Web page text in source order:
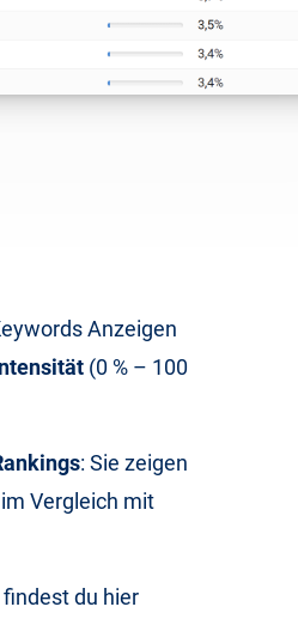
Anzeigen
(0 % – 100
: Sie zeigen
Vergleich mit
du hier